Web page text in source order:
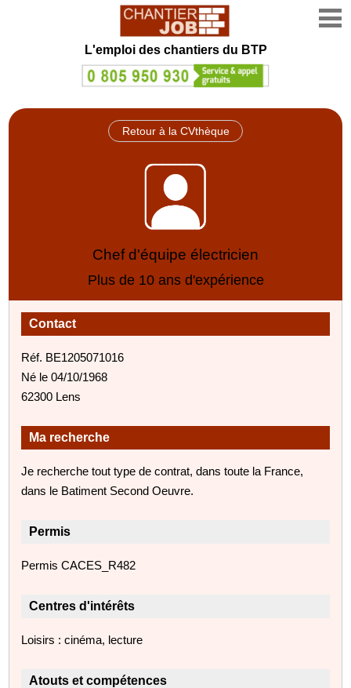
L'emploi des chantiers du BTP
Retour à la CVthèque
Chef d'équipe électricien
Plus de 10 ans d'expérience
Contact
Réf. BE1205071016
Né le 04/10/1968
62300 Lens
Ma recherche
Je recherche tout type de contrat, dans toute la France,
dans le Batiment Second Oeuvre.
Permis
Permis CACES_R482
Centres d'intérêts
Loisirs : cinéma, lecture
Atouts et compétences